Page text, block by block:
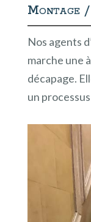
Montage /
Nos agents
marche une
décapage.
un